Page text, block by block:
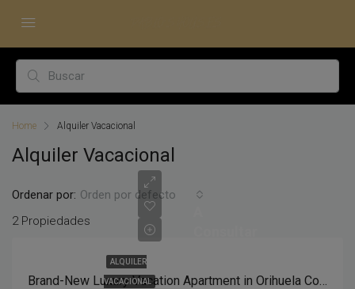
Home Alquiler Vacacional
Alquiler Vacacional
2 Propiedades
Ordenar por: Orden por defecto
ALQUILER
VACACIONAL Brand-New Luxury Vacation Apartment in Orihuela Costa – 3 Bedrooms, Spa, Gym & Pool